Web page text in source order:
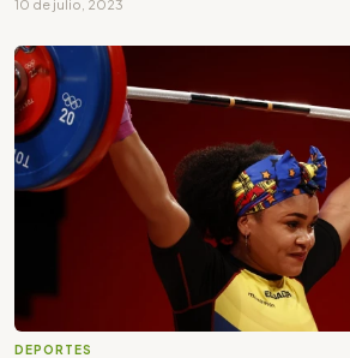
10 de julio, 2023
DEPORTES